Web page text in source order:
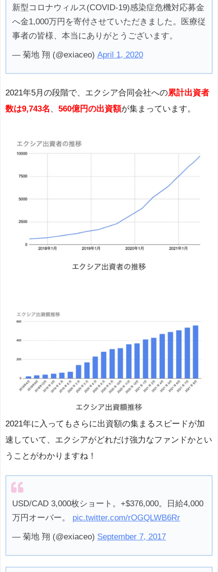
新型コロナウィルス(COVID-19)感染症危機対応募金
へ金1,000万円を寄付させていただきました。医療従
事者の皆様、本当にありがとうございます。
— 菊地 翔 (@exiaceo) April 1, 2020
2021年5月の段階で、エクシア合同会社への累計出資者
数は9,743名 、 560億円の出資額が集まっています。
2021年に入ってもさらに出資額の集まるスピードが加
速していて、エクシアがどれだけ強力なファンドかとい
うことがわかりますね！
USD/CAD 3,000枚ショート。+$376,000。日給4,000
万円オーバー。 pic.twitter.com/rOGQLWB6Rr
— 菊地 翔 (@exiaceo) September 7, 2017